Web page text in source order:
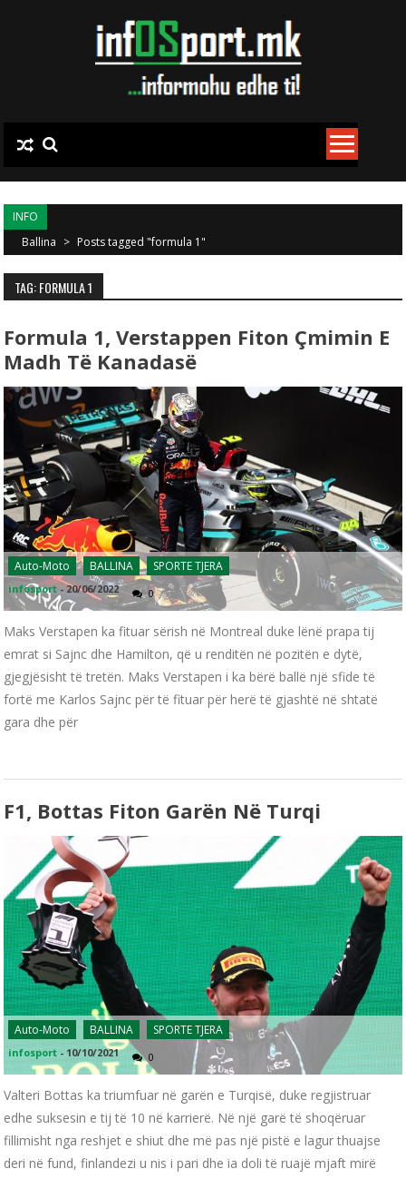
INFO
Ballina > Posts tagged "formula 1"
TAG: FORMULA 1
Formula 1, Verstappen Fiton Çmimin E
Madh Të Kanadasë
Auto-Moto BALLINA SPORTE TJERA
infosport -20/06/2022 0
Maks Verstapen ka fituar sërish në Montreal duke lënë prapa tij
emrat si Sajnc dhe Hamilton, që u renditën në pozitën e dytë,
gjegjësisht të tretën. Maks Verstapen i ka bërë ballë një sfide të
fortë me Karlos Sajnc për të fituar për herë të gjashtë në shtatë
gara dhe për
F1, Bottas Fiton Garën Në Turqi
Auto-Moto BALLINA SPORTE TJERA
infosport - 10/10/2021 0
Valteri Bottas ka triumfuar në garën e Turqisë, duke regjistruar
edhe suksesin e tij të 10 në karrierë. Në një garë të shoqëruar
fillimisht nga reshjet e shiut dhe më pas një pistë e lagur thuajse
deri në fund, finlandezi u nis i pari dhe ia doli të ruajë mjaft mirë